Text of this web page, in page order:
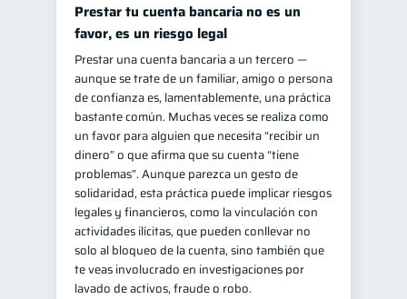
Prestar tu cuenta bancaria no es un
favor, es un riesgo legal
Prestar una cuenta bancaria a un tercero —
aunque se trate de un familiar, amigo o persona
de confianza es, lamentablemente, una práctica
bastante común. Muchas veces se realiza como
un favor para alguien que necesita “recibir un
dinero” o que afirma que su cuenta “tiene
problemas”. Aunque parezca un gesto de
solidaridad, esta práctica puede implicar riesgos
legales y financieros, como la vinculación con
actividades ilícitas, que pueden conllevar no
solo al bloqueo de la cuenta, sino también que
te veas involucrado en investigaciones por
lavado de activos, fraude o robo.